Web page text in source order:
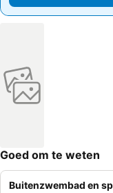
Goed om te weten
Buitenzwembad en